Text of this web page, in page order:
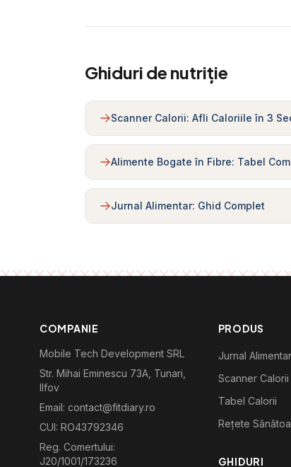
Ghiduri de nutriție
Scanner Calorii: Afli Caloriile în 3
Alimente Bogate în Fibre: Tabel
Jurnal Alimentar: Ghid Complet
COMPANIE
Mobile Tech Development SRL
Str. Mihai Eminescu 73A, Tunari,
Ilfov
Email: contact@fitdiary.ro
CUI: RO43792346
Reg. Comertului:
J20/1001/173236
PRODUS
Jurnal Alimentar
Scanner Calorii
Tabel Calorii
Rețete
GHIDURI